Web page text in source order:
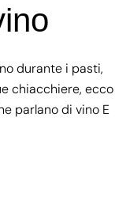
durante i pasti,
chiacchiere, ecco
parlano di vino E